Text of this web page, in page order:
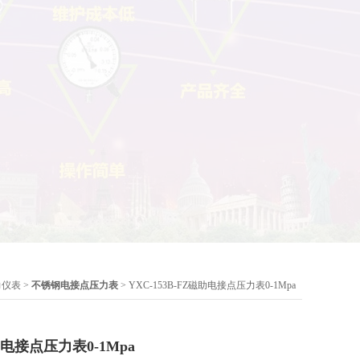
表 > 不锈钢电接点压力表 > YXC-153B-FZ磁助电接点压力表0-1Mpa
接点压力表0-1Mpa